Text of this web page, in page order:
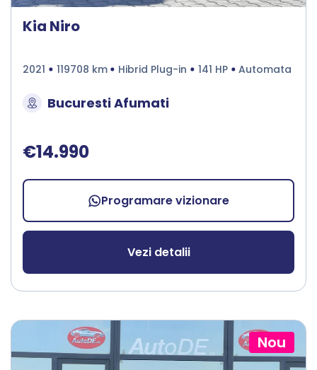
Kia Niro
2021 119708 km Hibrid Plug-in 141 HP Automata
Bucuresti Afumati
€14.990
Programare vizionare
Vezi detalii
Nou